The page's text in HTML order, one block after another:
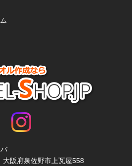
阪府泉佐野市上瓦屋558